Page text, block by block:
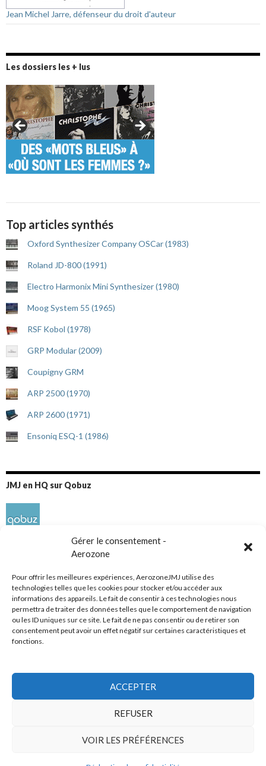
Gérer le consentement -
Aerozone
Pour offrir les meilleures expériences, AerozoneJMJ utilise des
technologies telles que les cookies pour stocker et/ou accéder aux
informations des appareils. Le fait de consentir à ces technologies nous
permettra de traiter des données telles que le comportement de navigation
ou les ID uniques sur ce site. Le fait de ne pas consentir ou de retirer son
consentement peut avoir un effet négatif sur certaines caractéristiques et
fonctions.
ACCEPTER
REFUSER
VOIR LES PRÉFÉRENCES
Jean Michel Jarre, défenseur du droit d'auteur
Les dossiers les + lus
Top articles synthés
Oxford Synthesizer Company OSCar (1983)
Roland JD-800 (1991)
Electro Harmonix Mini Synthesizer (1980)
Moog System 55 (1965)
RSF Kobol (1978)
GRP Modular (2009)
Coupigny GRM
ARP 2500 (1970)
ARP 2600 (1971)
Ensoniq ESQ-1 (1986)
JMJ en HQ sur Qobuz
Réseaux sociaux
© Mars 2006-Août 2026